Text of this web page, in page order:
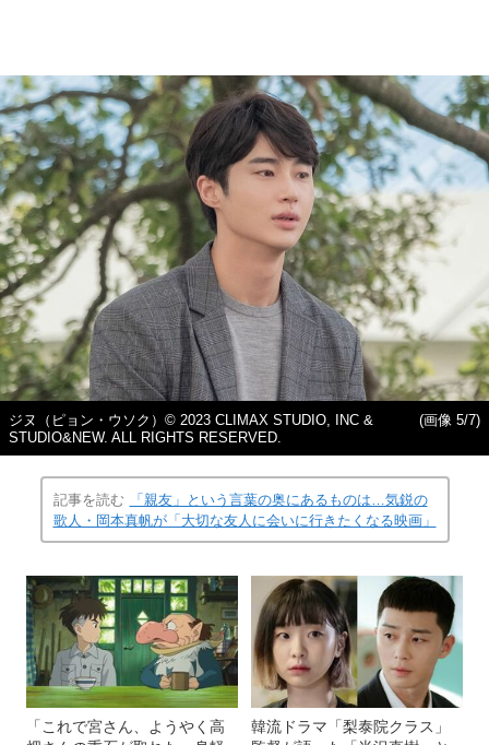
ジヌ（ピョン・ウソク）© 2023 CLIMAX STUDIO, INC &
STUDIO&NEW. ALL RIGHTS RESERVED.
(画像 5/7)
記事を読む
「親友」という言葉の奥にあるものは…気鋭の
歌人・岡本真帆が「大切な友人に会いに行きたくなる映画」
「これで宮さん、ようやく高
韓流ドラマ「梨泰院クラス」